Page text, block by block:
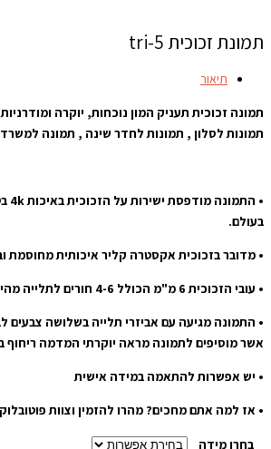
תמונת זכוכית tri-5
תיאור
תמונה זכוכית תעניק המון נוכחות, יוקרה
תמונות לסלון , תמונות לחדר שינה , תמונה
בעולם.
• מדובר בזכוכית אקסטרה קליר איכותית מחוסמת
• עובי הזכוכית 6 מ"מ הכולל 4-6 חורים לתלייה מהירה ובטוחה.
• התמונה מגיעה עם אביזרי תלייה בשלושה צבעים
אשר מוסיפים לתמונה מראה יוקרתי המדמה ריחוף במרחק 3
• יש אפשרות להתאמה במידה אישית
• אז למה אתם מחכים? מהרו להזמין וצוות
בחרו מידה